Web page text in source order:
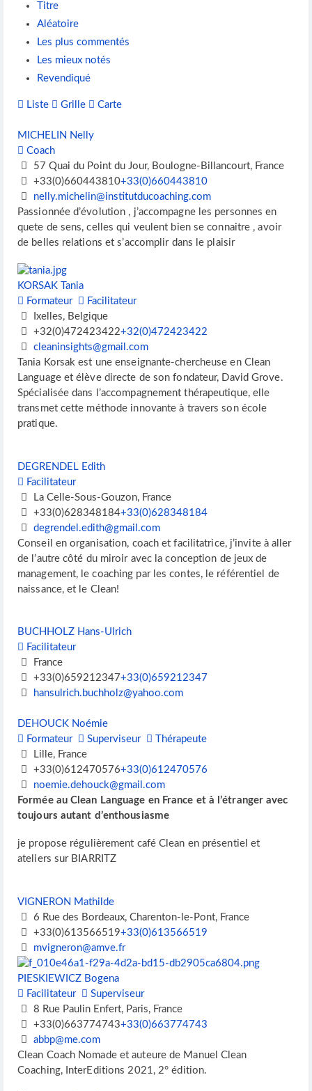
Titre
Aléatoire
Les plus commentés
Les mieux notés
Revendiqué
Liste Grille Carte
MICHELIN Nelly
Coach
57 Quai du Point du Jour, Boulogne-Billancourt, France
+33(0)660443810+33(0)660443810
nelly.michelin@institutducoaching.com
Passionnée d’évolution , j’accompagne les personnes en
quete de sens, celles qui veulent bien se connaitre , avoir
de belles relations et s’accomplir dans le plaisir
KORSAK Tania
Formateur
Facilitateur
Ixelles, Belgique
+32(0)472423422+32(0)472423422
cleaninsights@gmail.com
Tania Korsak est une enseignante-chercheuse en Clean
Language et élève directe de son fondateur, David Grove.
Spécialisée dans l’accompagnement thérapeutique, elle
transmet cette méthode innovante à travers son école
pratique.
DEGRENDEL Edith
Facilitateur
La Celle-Sous-Gouzon, France
+33(0)628348184+33(0)628348184
degrendel.edith@gmail.com
Conseil en organisation, coach et facilitatrice, j’invite à aller
de l’autre côté du miroir avec la conception de jeux de
management, le coaching par les contes, le référentiel de
naissance, et le Clean!
BUCHHOLZ Hans-Ulrich
Facilitateur
France
+33(0)659212347+33(0)659212347
hansulrich.buchholz@yahoo.com
DEHOUCK Noémie
Formateur
Superviseur
Thérapeute
Lille, France
+33(0)612470576+33(0)612470576
noemie.dehouck@gmail.com
Formée au Clean Language en France et à l’étranger avec
toujours autant d’enthousiasme
je propose régulièrement café Clean en présentiel et
ateliers sur BIARRITZ
VIGNERON Mathilde
6 Rue des Bordeaux, Charenton-le-Pont, France
+33(0)613566519+33(0)613566519
mvigneron@amve.fr
PIESKIEWICZ Bogena
Facilitateur
Superviseur
8 Rue Paulin Enfert, Paris, France
+33(0)663774743+33(0)663774743
abbp@me.com
Clean Coach Nomade et auteure de Manuel Clean
Coaching, InterEditions 2021, 2° édition.